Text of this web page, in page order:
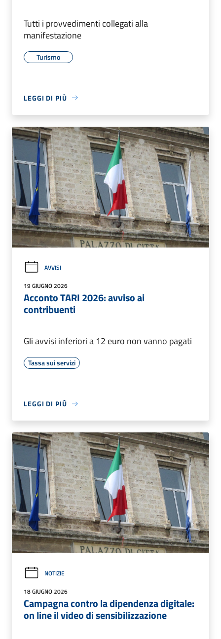
Tutti i provvedimenti collegati alla
manifestazione
Turismo
LEGGI DI PIÙ
AVVISI
19 GIUGNO 2026
Acconto TARI 2026: avviso ai
contribuenti
Gli avvisi inferiori a 12 euro non vanno pagati
Tassa sui servizi
LEGGI DI PIÙ
NOTIZIE
18 GIUGNO 2026
Campagna contro la dipendenza digitale:
on line il video di sensibilizzazione